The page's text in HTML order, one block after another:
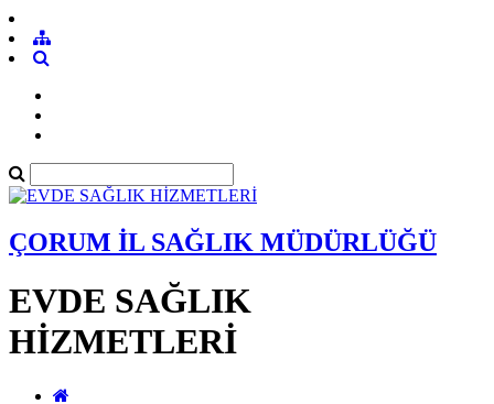
ÇORUM İL SAĞLIK MÜDÜRLÜĞÜ
EVDE SAĞLIK
HİZMETLERİ